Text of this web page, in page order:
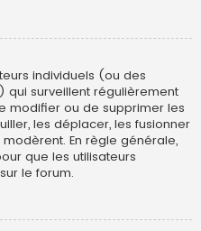
individuels (ou des
qui surveillent régulièrement
modifier ou de supprimer les
les déplacer, les fusionner
En règle générale,
que les utilisateurs
le forum.